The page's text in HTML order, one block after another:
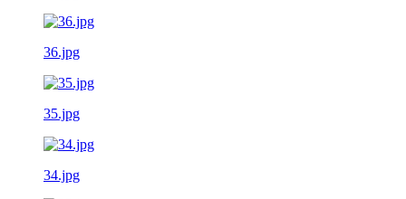
36.jpg
35.jpg
34.jpg